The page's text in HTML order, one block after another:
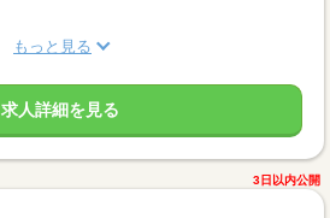
もっと見る
求人詳細を見る
3日以内公開